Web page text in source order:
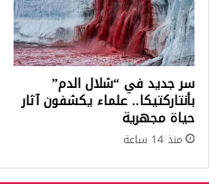
سر جديد في “شلال الدم”
بأنتاركتيكا.. علماء يكشفون آثار
حياة مجهرية
منذ 14 ساعة